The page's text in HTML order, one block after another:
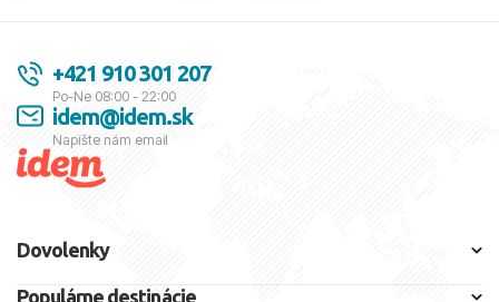
+421 910 301 207
Po-Ne 08:00 - 22:00
idem@idem.sk
Napíšte nám email
Dovolenky
Populárne destinácie